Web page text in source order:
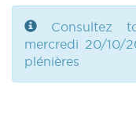
DECRET 695
DECRET 695
DECRET 695
DECRET 695
DECRET 695
Consultez
mercredi 20/10/
plénières